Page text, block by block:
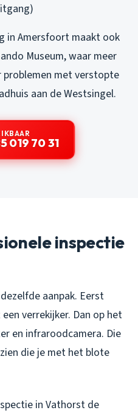
in Amersfoort maakt ook
Museum, waar meer
problemen met verstopte
aan de Westsingel.
019 70 31
inspectie
aanpak. Eerst
verrekijker. Dan op het
en infraroodcamera. Die
die je met het blote
in Vathorst de